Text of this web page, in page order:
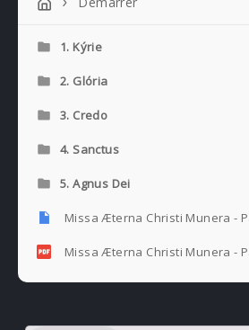
1. Kýrie
2. Glória
3. Credo
4. Sanctus
5. Agnus Dei
Missa Æterna Christi Munera -
Missa Æterna Christi Munera -
PREVIOUS